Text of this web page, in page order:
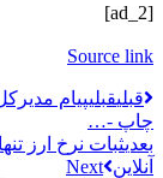
[ad_2]
Source link
قبليقبلیپیام
چاپ -…
بعدیثبات نرخ ارز
آنلاین